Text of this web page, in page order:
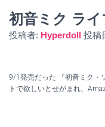
初音ミク ライ
投稿者: Hyperdoll 投稿
9/1発売だった 『初音ミク・
トで欲しいとせがまれ、